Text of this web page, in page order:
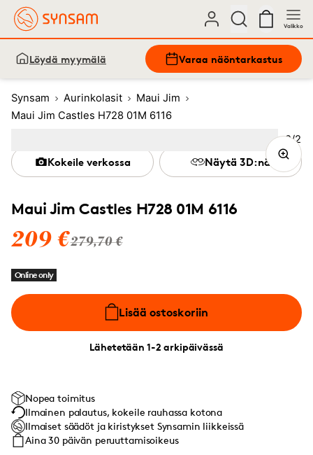
Valikko
Löydä myymälä Varaa näöntarkastus
Synsam Aurinkolasit
Maui Jim
Maui Jim Castles H728 01M 6116
Maui Jim Castles H728 01M 6116
209 €279,70 €
Online only
Lisää ostoskoriin
Lähetetään 1-2 arkipäivässä
Kokeile verkossa Näytä 3D:nä
Nopea toimitus
Ilmainen palautus, kokeile rauhassa kotona
Ilmaiset säädöt ja kiristykset Synsamin liikkeissä
Aina 30 päivän peruuttamisoikeus
Kuva
2/2
(Current image)